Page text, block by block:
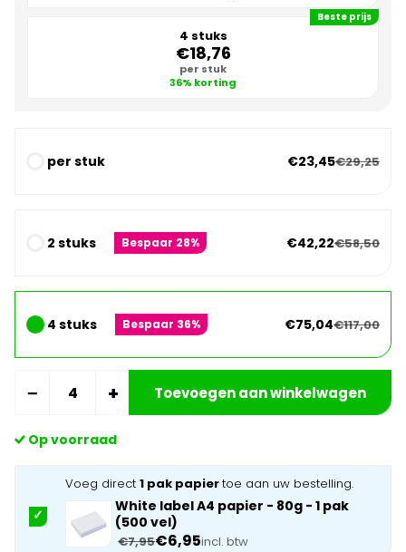
Beste prijs
4 stuks
€18,76
per stuk
36% korting
per stuk €23,45€29,25
2 stuks Bespaar 28% €42,22€58,50
4 stuks Bespaar 36% €75,04€117,00
− + Toevoegen aan winkelwagen
Op voorraad
Voeg direct1 pak papiertoe aan uw bestelling.
White label A4 papier - 80g - 1 pak
(500 vel)
€7,95€6,95incl. btw